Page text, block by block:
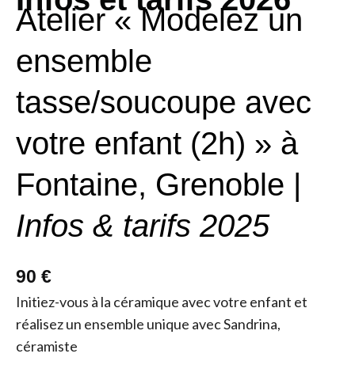
Atelier « Modelez un
ensemble
tasse/soucoupe avec
votre enfant (2h) » à
Fontaine, Grenoble |
Infos & tarifs 2025
90 €
Initiez-vous à la céramique avec votre enfant et
réalisez un ensemble unique avec Sandrina,
céramiste